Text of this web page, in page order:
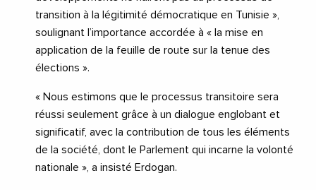
transition à la légitimité démocratique en Tunisie »,
soulignant l’importance accordée à « la mise en
application de la feuille de route sur la tenue des
élections ».
« Nous estimons que le processus transitoire sera
réussi seulement grâce à un dialogue englobant et
significatif, avec la contribution de tous les éléments
de la société, dont le Parlement qui incarne la volonté
nationale », a insisté Erdogan.